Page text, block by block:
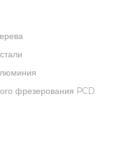
фрезерования PCD